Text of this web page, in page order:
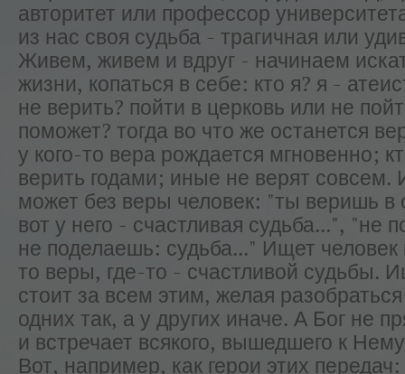
авторитет или профессор
из нас своя судьба - трагичная или
Живем, живем и вдруг - начинаем
жизни, копаться в себе: кто я? я -
не верить? пойти в церковь или не
поможет? тогда во что же останется
у кого-то вера рождается мгновенно;
верить годами; иные не верят совсем.
может без веры человек: "ты веришь в
вот у него - счастливая судьба...", "не
не поделаешь: судьба..." Ищет человек
то веры, где-то - счастливой судьбы.
стоит за всем этим, желая
одних так, а у других иначе. А Бог не
и встречает всякого, вышедшего к
Вот, например, как герои этих